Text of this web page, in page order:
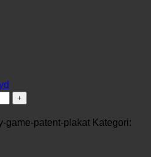
game-patent-plakat Kategori: